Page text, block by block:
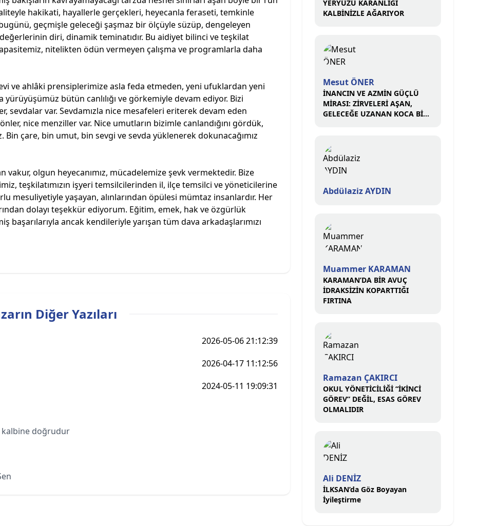
hakikati, hayallerle gerçekleri, heyecanla feraseti, temkinle
geçmişle geleceği şaşmaz bir ölçüyle süzüp, dengeleyen
diri, dinamik teminatıdır. Bu aidiyet bilinci ve teşkilat
nitelikten ödün vermeyen çalışma ve programlarla daha
ve ahlâki prensiplerimize asla feda etmeden, yeni ufuklardan yeni
bütün canlılığı ve görkemiyle devam ediyor. Bizi
sevdalar var. Sevdamızla nice mesafeleri eriterek devam eden
nice menziller var. Nice umutların bizimle canlandığını gördük,
Bin çare, bin umut, bin sevgi ve sevda yüklenerek dokunacağımız
olgun heyecanımız, mücadelemize şevk vermektedir. Bize
teşkilatımızın işyeri temsilcilerinden il, ilçe temsilci ve yöneticilerine
mesuliyetiyle yaşayan, alınlarından öpülesi mümtaz insanlardır. Her
dolayı teşekkür ediyorum. Eğitim, emek, hak ve özgürlük
ancak kendileriyle yarışan tüm dava arkadaşlarımızı
Diğer Yazıları
2026-05-06 21:12:39
2026-04-17 11:12:56
2024-05-11 19:09:31
kalbine doğrudur
YERYÜZÜ KARANLIĞI
KALBİNİZLE AĞARIYOR
Mesut ÖNER
İNANCIN VE AZMİN GÜÇLÜ
MİRASI: ZİRVELERİ AŞAN,
GELECEĞE UZANAN KOCA BİR
Abdülaziz AYDIN
Muammer KARAMAN
KARAMAN’DA BİR AVUÇ
İDRAKSİZİN KOPARTTIĞI
FIRTINA
Ramazan ÇAKIRCI
OKUL YÖNETİCİLİĞİ “İKİNCİ
GÖREV” DEĞİL, ESAS GÖREV
OLMALIDIR
Ali DENİZ
İLKSAN’da Göz Boyayan
İyileştirme